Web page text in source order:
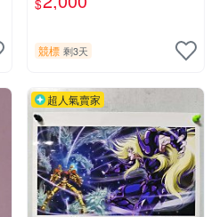
$
競標 剩3天
超人氣賣家